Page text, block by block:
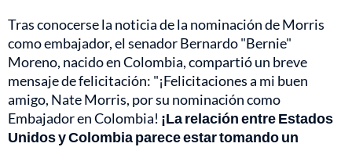
Tras conocerse la noticia de la nominación de Morris
como embajador, el senador Bernardo "Bernie"
Moreno, nacido en Colombia, compartió un breve
mensaje de felicitación: "¡Felicitaciones a mi buen
amigo, Nate Morris, por su nominación como
Embajador en Colombia! ¡La relación entre Estados
Unidos y Colombia parece estar tomando un